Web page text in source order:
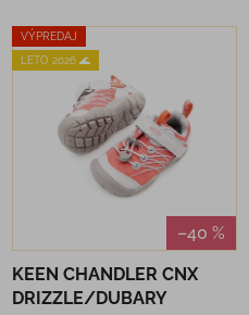
VÝPREDAJ
LETO 2026 🌊
–40 %
KEEN CHANDLER CNX
DRIZZLE/DUBARY